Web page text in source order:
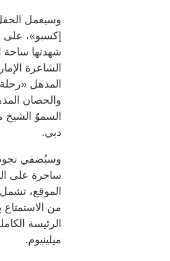
وسيعمل
إكسبو»، على
شهدتها
الشاعرة
المذهل «رحلة
والحصان
السموّ الشيخ
دبي.
وسيُضفي نجوم
الموقع،
من
الرئيسة
ميلينيوم.